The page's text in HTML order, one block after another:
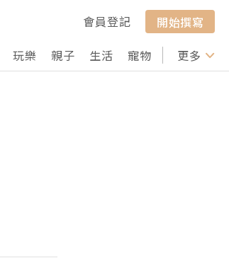
會員登記
開始撰寫
玩樂 親子 生活 寵物 行山 打卡
更多